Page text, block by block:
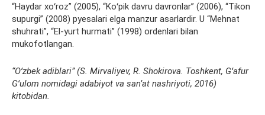
“Haydar xoʻroz” (2005), “Koʻpik davru davronlar” (2006), “Tikon
supurgi” (2008) pyesalari elga manzur asarlardir. U “Mehnat
shuhrati”, “El-yurt hurmati” (1998) ordenlari bilan
mukofotlangan.
“Oʻzbek adiblari” (S. Mirvaliyev, R. Shokirova. Toshkent, Gʻafur
Gʻulom nomidagi adabiyot va sanʼat nashriyoti, 2016)
kitobidan.